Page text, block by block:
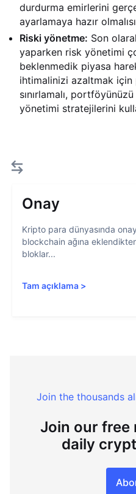
durdurma emirlerini
ayarlamaya hazır
Riski yönetme: Son
yaparken risk yönetimi
beklenmedik piyasa
ihtimalinizi azaltmak
sınırlamalı,
yönetimi stratejilerini
Onay
Kripto para dünyasında
blockchain ağına
bloklar...
Tam açıklama >
Join the thousands
Join our free
daily